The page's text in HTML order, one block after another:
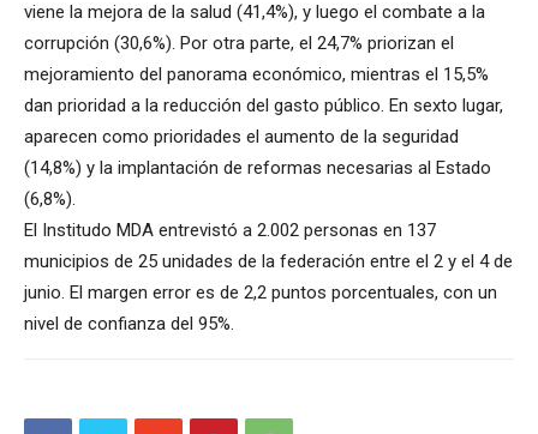
viene la mejora de la salud (41,4%), y luego el combate a la
corrupción (30,6%). Por otra parte, el 24,7% priorizan el
mejoramiento del panorama económico, mientras el 15,5%
dan prioridad a la reducción del gasto público. En sexto lugar,
aparecen como prioridades el aumento de la seguridad
(14,8%) y la implantación de reformas necesarias al Estado
(6,8%).
El Institudo MDA entrevistó a 2.002 personas en 137
municipios de 25 unidades de la federación entre el 2 y el 4 de
junio. El margen error es de 2,2 puntos porcentuales, con un
nivel de confianza del 95%.